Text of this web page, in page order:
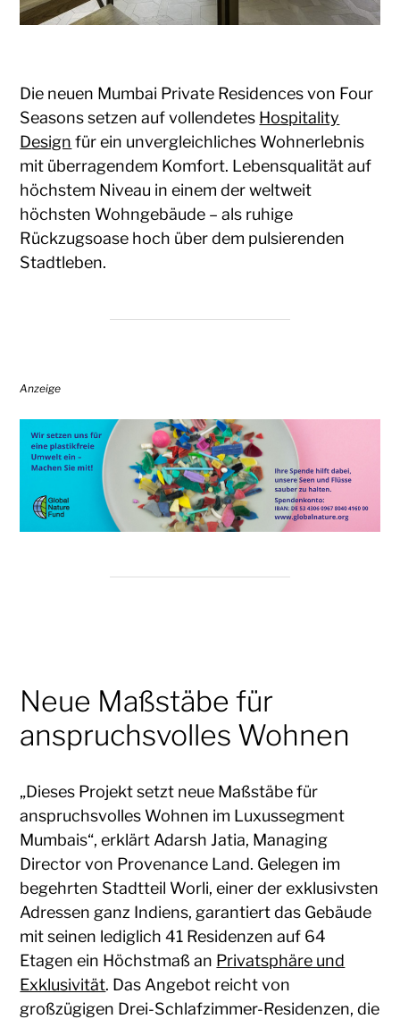
Die neuen Mumbai Private Residences von Four
Seasons setzen auf vollendetes Hospitality
Design für ein unvergleichliches Wohnerlebnis
mit überragendem Komfort. Lebensqualität auf
höchstem Niveau in einem der weltweit
höchsten Wohngebäude – als ruhige
Rückzugsoase hoch über dem pulsierenden
Stadtleben.
Anzeige
Neue Maßstäbe für
anspruchsvolles Wohnen
„Dieses Projekt setzt neue Maßstäbe für
anspruchsvolles Wohnen im Luxussegment
Mumbais“, erklärt Adarsh Jatia, Managing
Director von Provenance Land. Gelegen im
begehrten Stadtteil Worli, einer der exklusivsten
Adressen ganz Indiens, garantiert das Gebäude
mit seinen lediglich 41 Residenzen auf 64
Etagen ein Höchstmaß an Privatsphäre und
Exklusivität. Das Angebot reicht von
großzügigen Drei-Schlafzimmer-Residenzen, die